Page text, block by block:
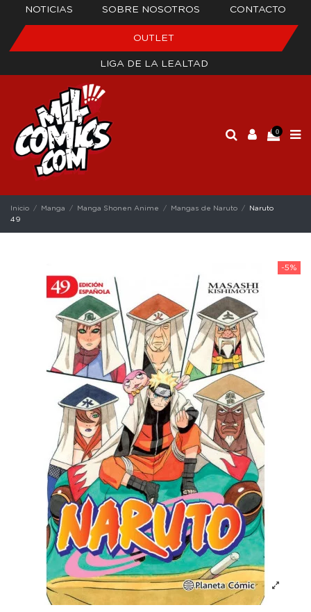
NOTICIAS SOBRE NOSOTROS CONTACTO
OUTLET
LIGA DE LA LEALTAD
0
Inicio Manga Manga Shonen Anime Mangas de Naruto
Naruto
49
-5%